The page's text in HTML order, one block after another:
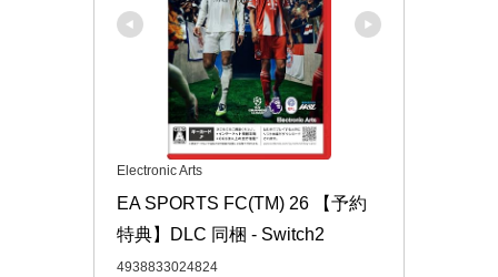
Electronic Arts
EA SPORTS FC(TM) 26 【予約
特典】DLC 同梱 - Switch2
4938833024824